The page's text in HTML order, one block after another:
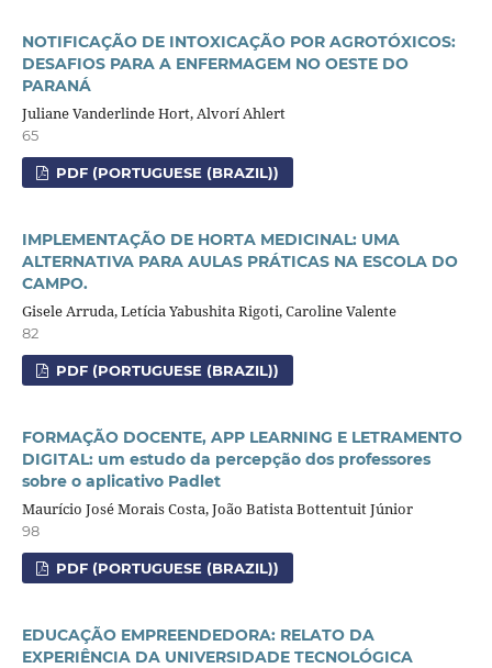
NOTIFICAÇÃO DE INTOXICAÇÃO POR AGROTÓXICOS:
DESAFIOS PARA A ENFERMAGEM NO OESTE DO
PARANÁ
Juliane Vanderlinde Hort, Alvorí Ahlert
65
PDF (PORTUGUESE (BRAZIL))
IMPLEMENTAÇÃO DE HORTA MEDICINAL: UMA
ALTERNATIVA PARA AULAS PRÁTICAS NA ESCOLA DO
CAMPO.
Gisele Arruda, Letícia Yabushita Rigoti, Caroline Valente
82
PDF (PORTUGUESE (BRAZIL))
FORMAÇÃO DOCENTE, APP LEARNING E LETRAMENTO
DIGITAL: um estudo da percepção dos professores
sobre o aplicativo Padlet
Maurício José Morais Costa, João Batista Bottentuit Júnior
98
PDF (PORTUGUESE (BRAZIL))
EDUCAÇÃO EMPREENDEDORA: RELATO DA
EXPERIÊNCIA DA UNIVERSIDADE TECNOLÓGICA